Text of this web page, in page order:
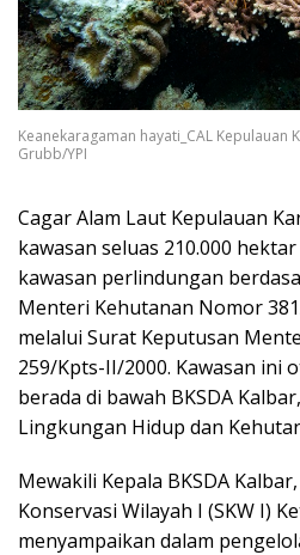
Keanekaragaman hayati_CAL Kepulauan
Grubb/YPI
Cagar Alam Laut Kepulauan
kawasan seluas 210.000
kawasan perlindungan
Menteri Kehutanan Nomor
melalui Surat Keputusan
259/Kpts-II/2000. Kawasan ini
berada di bawah BKSDA
Lingkungan Hidup dan
Mewakili Kepala BKSDA
Konservasi Wilayah I (SKW I)
menyampaikan dalam